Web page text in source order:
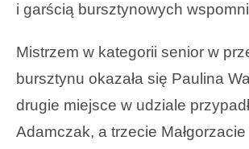
i garścią bursztynowych
Mistrzem w kategorii senior w
bursztynu okazała się Paulina
drugie miejsce w udziale
Adamczak, a trzecie